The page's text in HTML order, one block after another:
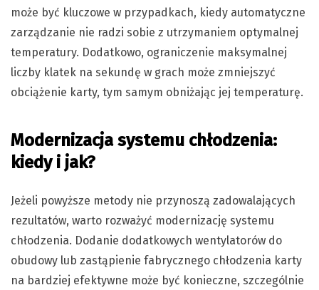
może być kluczowe w przypadkach, kiedy automatyczne
zarządzanie nie radzi sobie z utrzymaniem optymalnej
temperatury. Dodatkowo, ograniczenie maksymalnej
liczby klatek na sekundę w grach może zmniejszyć
obciążenie karty, tym samym obniżając jej temperaturę.
Modernizacja systemu chłodzenia:
kiedy i jak?
Jeżeli powyższe metody nie przynoszą zadowalających
rezultatów, warto rozważyć modernizację systemu
chłodzenia. Dodanie dodatkowych wentylatorów do
obudowy lub zastąpienie fabrycznego chłodzenia karty
na bardziej efektywne może być konieczne, szczególnie